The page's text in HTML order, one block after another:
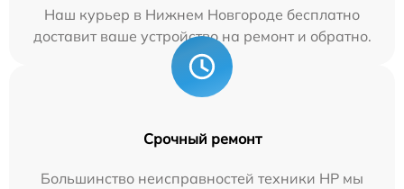
Наш курьер в Нижнем Новгороде бесплатно
доставит ваше устройство на ремонт и обратно.
Срочный ремонт
Большинство неисправностей техники HP мы